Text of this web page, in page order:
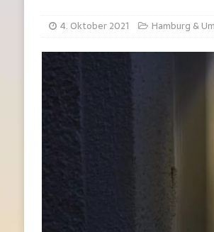
4. Oktober 2021 Hamburg &